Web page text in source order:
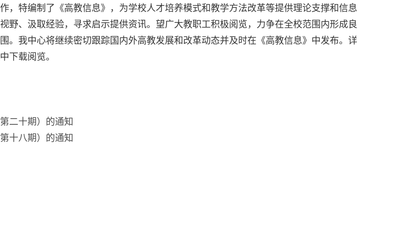
特编制了《高教信息》，为学校人才培养模式和教学方法改革等提供理论支撑和信息
野、汲取经验，寻求启示提供资讯。望广大教职工积极阅览，力争在全校范围内形成良
。我中心将继续密切跟踪国内外高教发展和改革动态并及时在《高教信息》中发布。详
下载阅览。
二十期）的通知
十八期）的通知